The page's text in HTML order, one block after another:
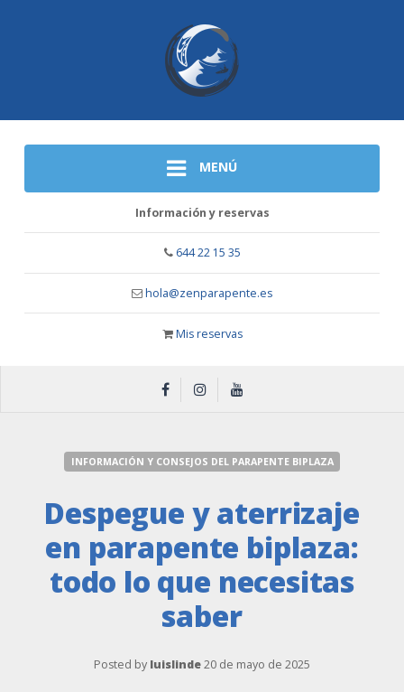
MENÚ
Información y reservas
644 22 15 35
hola@zenparapente.es
Mis reservas
INFORMACIÓN Y CONSEJOS DEL PARAPENTE BIPLAZA
Despegue y aterrizaje
en parapente biplaza:
todo lo que necesitas
saber
Posted by luislinde20 de mayo de 2025